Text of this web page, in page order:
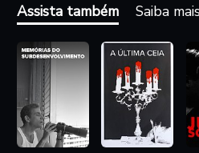
Júri no Festival de Berlim, a
Alea e Juan Carlos Tabío foi
Internacional, sendo até hoje a
prêmio.
Assista também Saiba mais